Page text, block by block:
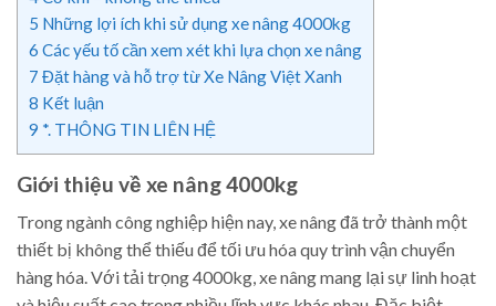
5 Những lợi ích khi sử dụng xe nâng 4000kg
6 Các yếu tố cần xem xét khi lựa chọn xe nâng
7 Đặt hàng và hỗ trợ từ Xe Nâng Việt Xanh
8 Kết luận
9 *. THÔNG TIN LIÊN HỆ
Giới thiệu về xe nâng 4000kg
Trong ngành công nghiệp hiện nay, xe nâng đã trở thành một
thiết bị không thể thiếu để tối ưu hóa quy trình vận chuyển
hàng hóa. Với tải trọng 4000kg, xe nâng mang lại sự linh hoạt